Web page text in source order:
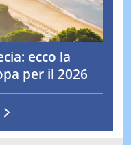
ecco la
per il 2026